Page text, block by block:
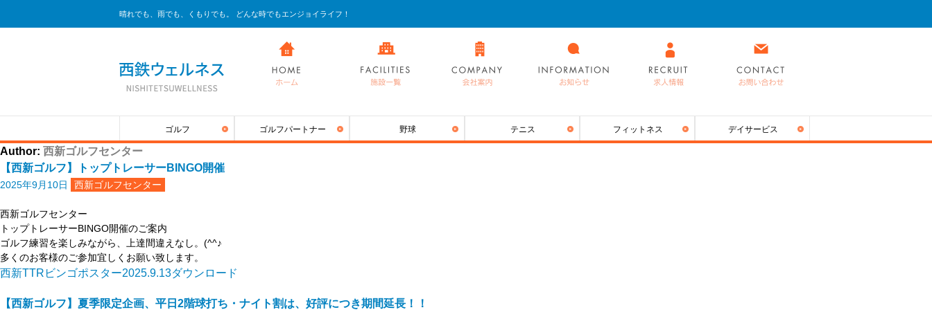
晴れでも、雨でも、くもりでも。 どんな時でもエンジョイライフ！
ゴルフ ゴルフパートナー 野球 テニス フィットネス デイサービス
Author: 西新ゴルフセンター
【西新ゴルフ】トップトレーサーBINGO開催
2025年9月10日 西新ゴルフセンター
西新ゴルフセンター
トップトレーサーBINGO開催のご案内
ゴルフ練習を楽しみながら、上達間違えなし。(^^♪
多くのお客様のご参加宜しくお願い致します。
西新TTRビンゴポスター2025.9.13ダウンロード
【西新ゴルフ】夏季限定企画、平日2階球打ち・ナイト割は、好評につき期間延長！！